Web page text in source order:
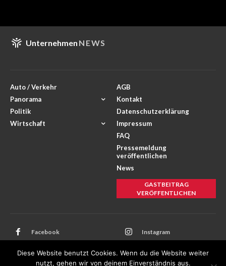
Unternehmen NEWS
Auto / Verkehr
Panorama
Politik
Wirtschaft
AGB
Kontakt
Datenschutzerklärung
Impressum
FAQ
Pressemeldung
veröffentlichen
News
GASTBEITRAG
VERÖFFENTLICHEN
Facebook Instagram
Diese Website benutzt Cookies. Wenn du die Website weiter
nutzt, gehen wir von deinem Einverständnis aus.